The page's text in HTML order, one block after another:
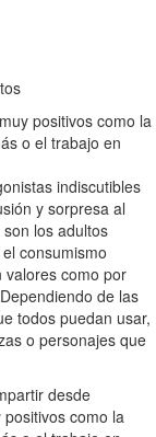
positivos como la
o el trabajo en
indiscutibles
y sorpresa al
los adultos
consumismo
valores como por
de las
todos puedan usar,
o personajes que
desde
como la